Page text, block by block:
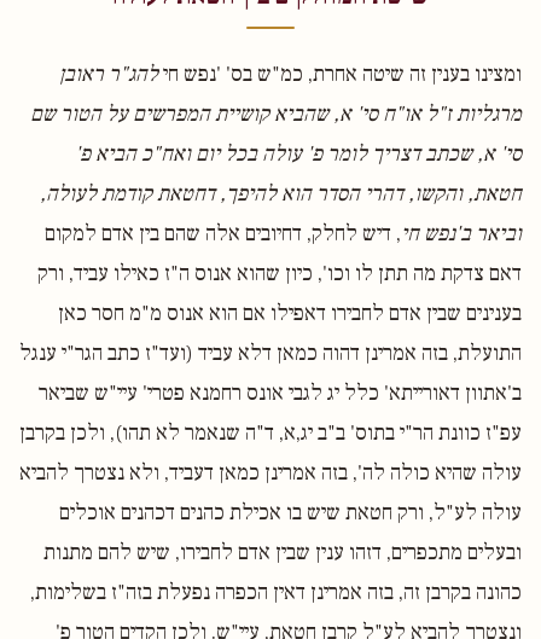
ומצינו בענין זה שיטה אחרת, כמ"ש בס' 'נפש חילהג"ר ראובן
מרגליות ז"ל או"ח סי' א, שהביא קושיית המפרשים על הטור שם
סי' א, שכתב דצריך לומר פ' עולה בכל יום ואח"כ הביא פ'
חטאת, והקשו, דהרי הסדר הוא להיפך, דחטאת קודמת לעולה,
וביאר ב'נפש חי, דיש לחלק, דחיובים אלה שהם בין אדם למקום
דאם צדקת מה תתן לו וכו', כיון שהוא אנוס ה"ז כאילו עביד, ורק
בענינים שבין אדם לחבירו דאפילו אם הוא אנוס מ"מ חסר כאן
התועלת, בזה אמרינן דהוה כמאן דלא עביד (ועד"ז כתב הגר"י ענגל
ב'אתוון דאורייתא' כלל יג לגבי אונס רחמנא פטרי' עיי"ש שביאר
עפ"ז כוונת הר"י בתוס' ב"ב יג,א, ד"ה שנאמר לא תהו), ולכן בקרבן
עולה שהיא כולה לה', בזה אמרינן כמאן דעביד, ולא נצטרך להביא
עולה לע"ל, ורק חטאת שיש בו אכילת כהנים דכהנים אוכלים
ובעלים מתכפרים, דזהו ענין שבין אדם לחבירו, שיש להם מתנות
כהונה בקרבן זה, בזה אמרינן דאין הכפרה נפעלת בזה"ז בשלימות,
ונצטרך להביא לע"ל קרבן חטאת, עיי"ש. ולכן הקדים הטור פ'